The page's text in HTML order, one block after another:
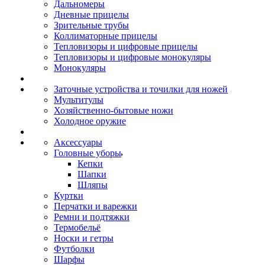
Дальномеры
Дневные прицелы
Зрительные трубы
Коллиматорные прицелы
Тепловизоры и цифровые прицелы
Тепловизоры и цифровые монокуляры
Монокуляры
Заточные устройства и точилки для ножей
Мультитулы
Хозяйственно-бытовые ножи
Холодное оружие
Аксессуары
Головные уборы
Кепки
Шапки
Шляпы
Куртки
Перчатки и варежки
Ремни и подтяжки
Термобельё
Носки и гетры
Футболки
Шарфы